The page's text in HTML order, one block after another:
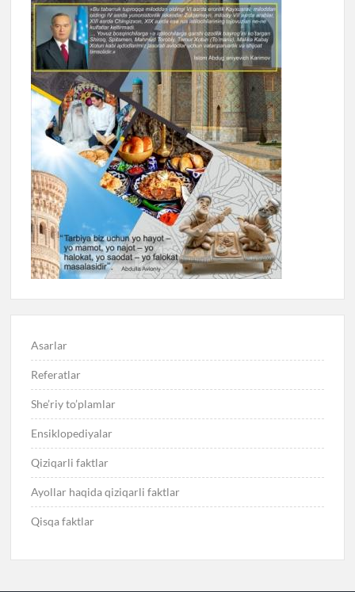
Asarlar
Referatlar
She’riy to’plamlar
Ensiklopediyalar
Qiziqarli faktlar
Ayollar haqida qiziqarli faktlar
Qisqa faktlar